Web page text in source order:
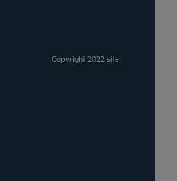
Copyright 2022 site